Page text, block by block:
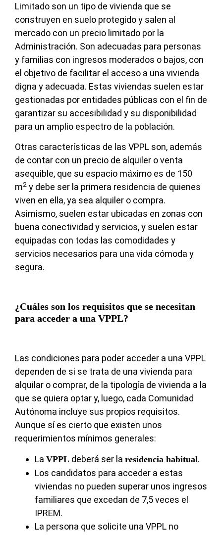
Limitado son un tipo de vivienda que se
construyen en suelo protegido y salen al
mercado con un precio limitado por la
Administración. Son adecuadas para personas
y familias con ingresos moderados o bajos, con
el objetivo de facilitar el acceso a una vivienda
digna y adecuada. Estas viviendas suelen estar
gestionadas por entidades públicas con el fin de
garantizar su accesibilidad y su disponibilidad
para un amplio espectro de la población.
Otras características de las VPPL son, además
de contar con un precio de alquiler o venta
asequible, que su espacio máximo es de 150
m2 y debe ser la primera residencia de quienes
viven en ella, ya sea alquiler o compra.
Asimismo, suelen estar ubicadas en zonas con
buena conectividad y servicios, y suelen estar
equipadas con todas las comodidades y
servicios necesarios para una vida cómoda y
segura.
¿Cuáles son los requisitos que se necesitan
para acceder a una VPPL?
Las condiciones para poder acceder a una VPPL
dependen de si se trata de una vivienda para
alquilar o comprar, de la tipología de vivienda a la
que se quiera optar y, luego, cada Comunidad
Autónoma incluye sus propios requisitos.
Aunque sí es cierto que existen unos
requerimientos mínimos generales:
La VPPL deberá ser la residencia habitual.
Los candidatos para acceder a estas
viviendas no pueden superar unos ingresos
familiares que excedan de 7,5 veces el
IPREM.
La persona que solicite una VPPL no